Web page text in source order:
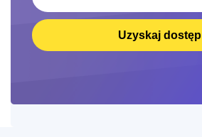
Uzyskaj dostęp